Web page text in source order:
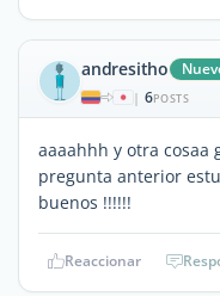
andresitho
| 6POSTS
aaaahhh y otra cosaa
pregunta anterior
buenos !!!!!!
Reaccionar